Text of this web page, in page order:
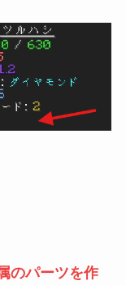
のパーツを作